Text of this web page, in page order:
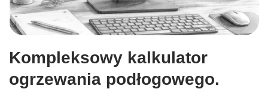
Kompleksowy kalkulator
ogrzewania podłogowego.